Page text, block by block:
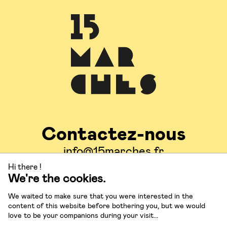
Contactez-nous
info@15marches.fr
Suivez-nous
Hi there !
We're the cookies.
We waited to make sure that you were interested in the
content of this website before bothering you, but we would
love to be your companions during your visit...